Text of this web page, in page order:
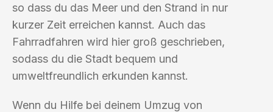
so dass du das Meer und den Strand in nur
kurzer Zeit erreichen kannst. Auch das
Fahrradfahren wird hier groß geschrieben,
sodass du die Stadt bequem und
umweltfreundlich erkunden kannst.
Wenn du Hilfe bei deinem Umzug von